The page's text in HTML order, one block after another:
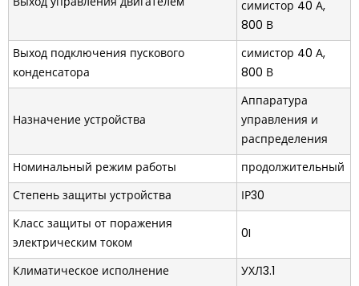
симистор 40 А,
800 В
Выход подключения пускового
конденсатора
симистор 40 А,
800 В
Назначение устройства
Аппаратура
управления и
распределения
Номинальный режим работы
продолжительный
Степень защиты устройства
ІР30
Класс защиты от поражения
электрическим током
0I
Климатическое исполнение
УХЛ3.1